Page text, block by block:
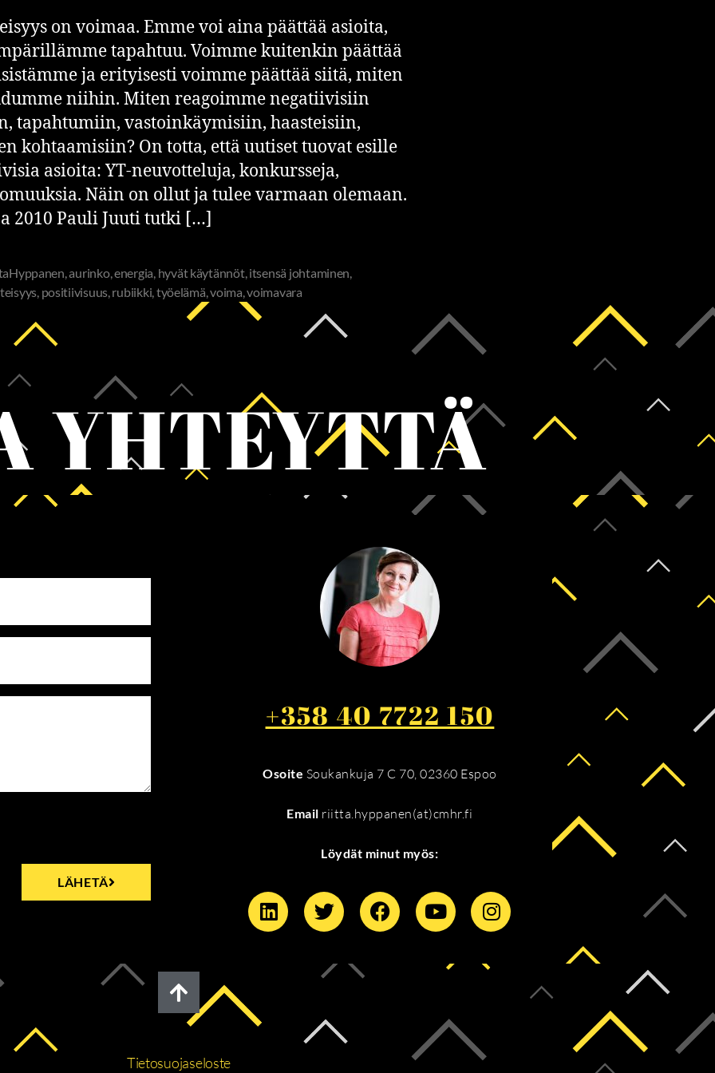
on voimaa. Emme voi aina päättää asioita,
tapahtuu. Voimme kuitenkin päättää
ja erityisesti voimme päättää siitä, miten
niihin. Miten reagoimme negatiivisiin
tapahtumiin, vastoinkäymisiin, haasteisiin,
kohtaamisiin? On totta, että uutiset tuovat esille
asioita: YT-neuvotteluja, konkursseja,
Näin on ollut ja tulee varmaan olemaan.
2010 Pauli Juuti tutki […]
,aurinko,energia hyvät käytännöt, itsensä johtaminen
positiivisuus rubiikki työelämä ,voima ,voimavara
YHTEYTTÄ
LÄHETÄ
+358 40 7722 150
Osoite Soukankuja 7 C 70, 02360 Espoo
Email riitta.hyppanen(at)cmhr.fi
Löydät minut myös:
Tietosuojaseloste